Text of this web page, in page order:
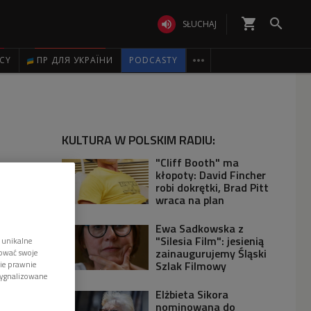
 SŁUCHAJ shopping_cart 
ПР ДЛЯ УКРАЇНИ PODCASTY 
KULTURA W POLSKIM RADIU:
"Cliff Booth" ma
kłopoty: David Fincher
robi dokrętki, Brad Pitt
wraca na plan
Ewa Sadkowska z
"Silesia Film": jesienią
zainaugurujemy Śląski
Szlak Filmowy
Elżbieta Sikora
nominowana do
swoje
prawnie